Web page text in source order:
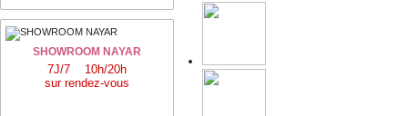
SHOWROOM NAYAR
7J/7 10h/20h
sur rendez-vous